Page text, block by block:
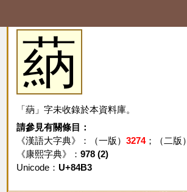
蒳
「蒳」字未收錄於本資料庫。
請參見有關條目：
《漢語大字典》：（一版） 3274；（二版）
《康熙字典》： 978 (2)
Unicode： U+84B3